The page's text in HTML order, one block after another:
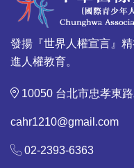
發揚『世界人權宣言』
進人權教育。
10050 台北市忠孝東
cahr1210@gmail.com
02-2393-6363